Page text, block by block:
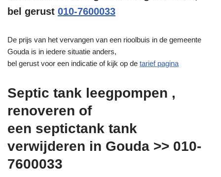
bel gerust 010-7600033
De prijs van het vervangen van een rioolbuis in de gemeente
Gouda is in iedere situatie anders,
bel gerust voor een indicatie of kijk op de tarief pagina
Septic tank leegpompen ,
renoveren of
een septictank tank
verwijderen in Gouda >> 010-
7600033